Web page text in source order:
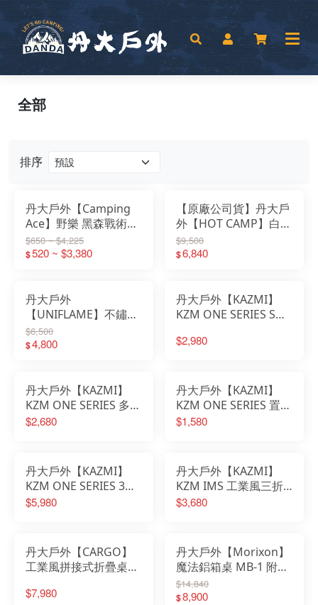
排序
丹大戶外【Camping
Ace】野樂 黑森戰術山
野5單位桌 ARC-93TB
｜摺疊桌｜露營桌｜單
$650 ~ $4,225
$520 ~ $3,380
【原廠公司貨】丹大戶
外【HOT CAMP】白橡
實木多功能伸縮料理桌
HC813｜伸縮｜折疊桌
$9,500
$6,840
丹大戶外
【UNIFLAME】不鏽鋼
炊事桌 U611784｜野
炊｜露營｜炊事桌｜露
$6,500
$4,800
丹大戶外【KAZMI】
KZM ONE SERIES S桌
｜拼接桌｜鋁合金桌
$2,980
丹大戶外【KAZMI】
KZM ONE SERIES 多功
能吊掛架｜吊掛架｜多
$2,680
丹大戶外【KAZMI】
KZM ONE SERIES 置物
層板｜層板｜置物層板
$1,580
丹大戶外【KAZMI】
KZM ONE SERIES 3單
位桌｜露營桌｜桌子｜
$5,980
丹大戶外【KAZMI】
KZM IMS 工業風三折
燒烤桌 K23T3U07│桌
$3,680
丹大戶外【CARGO】
工業風拼接式折疊桌│
接桌│摺疊桌│露營桌│
$7,980
丹大戶外【Morixon】
魔法鋁箱桌 MB-1 附贈
掛架 黑/綠/灰 桌子│木
桌│摺疊桌│折疊桌│露
$14,840
$8,900
全部